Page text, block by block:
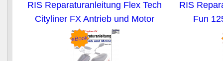
RIS Reparaturanleitung Flex Tech
Cityliner FX Antrieb und Motor
RIS
Fun